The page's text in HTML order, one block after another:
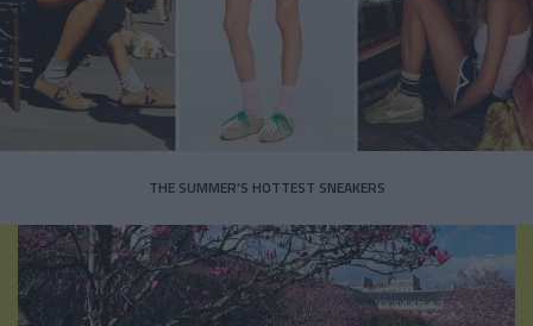
THE SUMMER’S HOTTEST SNEAKERS